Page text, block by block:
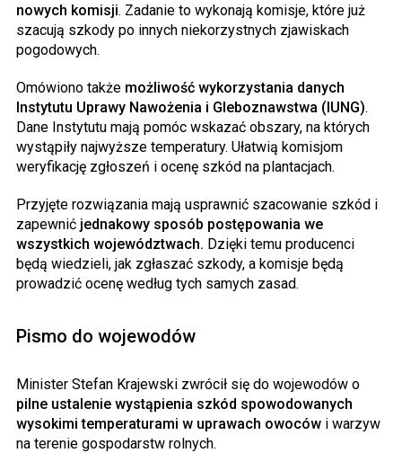
nowych komisji. Zadanie to wykonają komisje, które już
szacują szkody po innych niekorzystnych zjawiskach
pogodowych.
Omówiono także możliwość wykorzystania danych
Instytutu Uprawy Nawożenia i Gleboznawstwa (IUNG).
Dane Instytutu mają pomóc wskazać obszary, na których
wystąpiły najwyższe temperatury. Ułatwią komisjom
weryfikację zgłoszeń i ocenę szkód na plantacjach.
Przyjęte rozwiązania mają usprawnić szacowanie szkód i
zapewnić jednakowy sposób postępowania we
wszystkich województwach. Dzięki temu producenci
będą wiedzieli, jak zgłaszać szkody, a komisje będą
prowadzić ocenę według tych samych zasad.
Pismo do wojewodów
Minister Stefan Krajewski zwrócił się do wojewodów o
pilne ustalenie wystąpienia szkód spowodowanych
wysokimi temperaturami w uprawach owoców i warzyw
na terenie gospodarstw rolnych.